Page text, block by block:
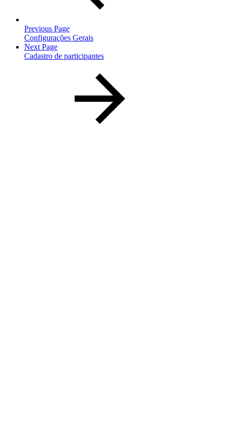
Previous Page
Configurações Gerais
Next Page
Cadastro de participantes